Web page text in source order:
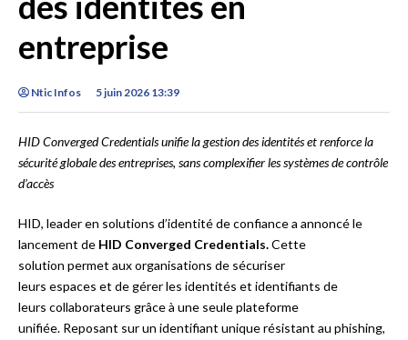
entreprise
Ntic Infos 5 juin 2026 13:39
HID Converged Credentials unifie la gestion des identités et renforce la
sécurité globale des entreprises, sans complexifier les systèmes de contrôle
d’accès
HID, leader en solutions d’identité de confiance a annoncé le
lancement de HID Converged Credentials.Cette
solution permet aux organisations de sécuriser
leurs espaces et de gérer les identités et identifiants de
leurs collaborateurs grâce à une seule plateforme
unifiée. Reposant sur un identifiant unique résistant au phishing,